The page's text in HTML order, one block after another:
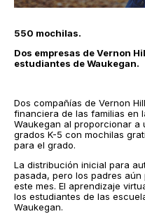
550 mochilas.
Dos empresas de Vernon
estudiantes de Waukegan.
Dos compañías de Vernon
financiera de las familias en
Waukegan al proporcionar a
grados K-5 con mochilas
para el grado.
La distribución inicial para
pasada, pero los padres
este mes. El aprendizaje
los estudiantes de las
Waukegan.